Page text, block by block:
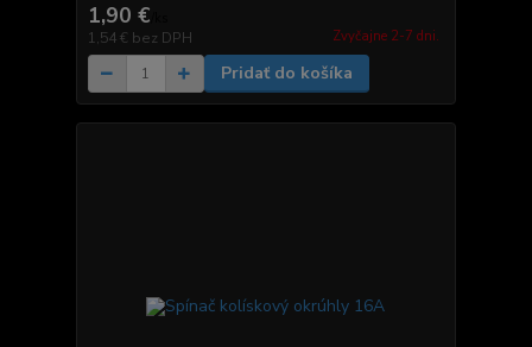
1,90 €
1,54 € bez DPH Zvyčajne 2-7 dni.
Pridať do košíka